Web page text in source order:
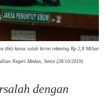
(66) kasus salah kirim rekening Rp 2,8 Miliar
Negeri Medan, Senin (28/10/2019)
dengan